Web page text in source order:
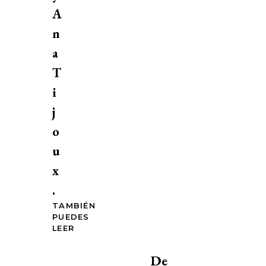
A
n
a
T
i
j
o
u
x
.
TAMBIÉN
PUEDES
LEER
De